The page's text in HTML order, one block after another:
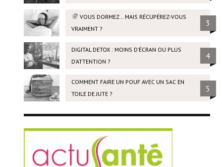
VOUS DORMEZ… MAIS RÉCUPÉREZ-VOUS
VRAIMENT ?
3
DIGITAL DETOX : MOINS D’ÉCRAN OU PLUS
D’ATTENTION ?
4
COMMENT FAIRE UN POUF AVEC UN SAC EN
TOILE DE JUTE ?
5